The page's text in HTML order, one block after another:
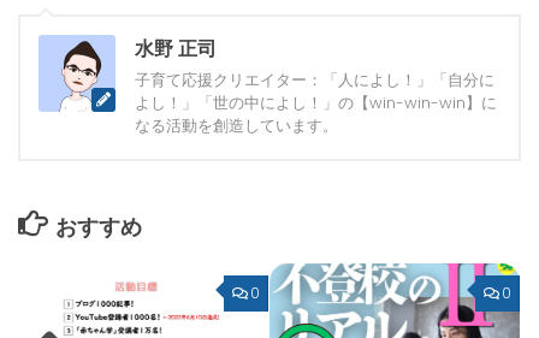
水野 正司
子育て応援クリエイター：「人によし！」「自分に
よし！」「世の中によし！」の【win-win-win】に
なる活動を創造しています。
おすすめ
0 0